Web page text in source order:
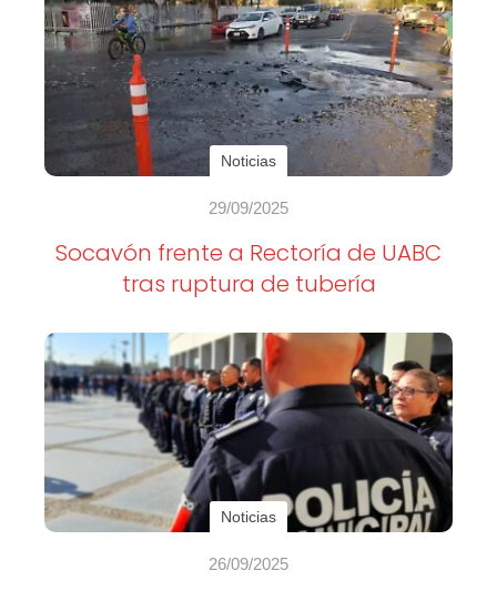
Noticias
29/09/2025
Socavón frente a Rectoría de UABC
tras ruptura de tubería
Noticias
26/09/2025